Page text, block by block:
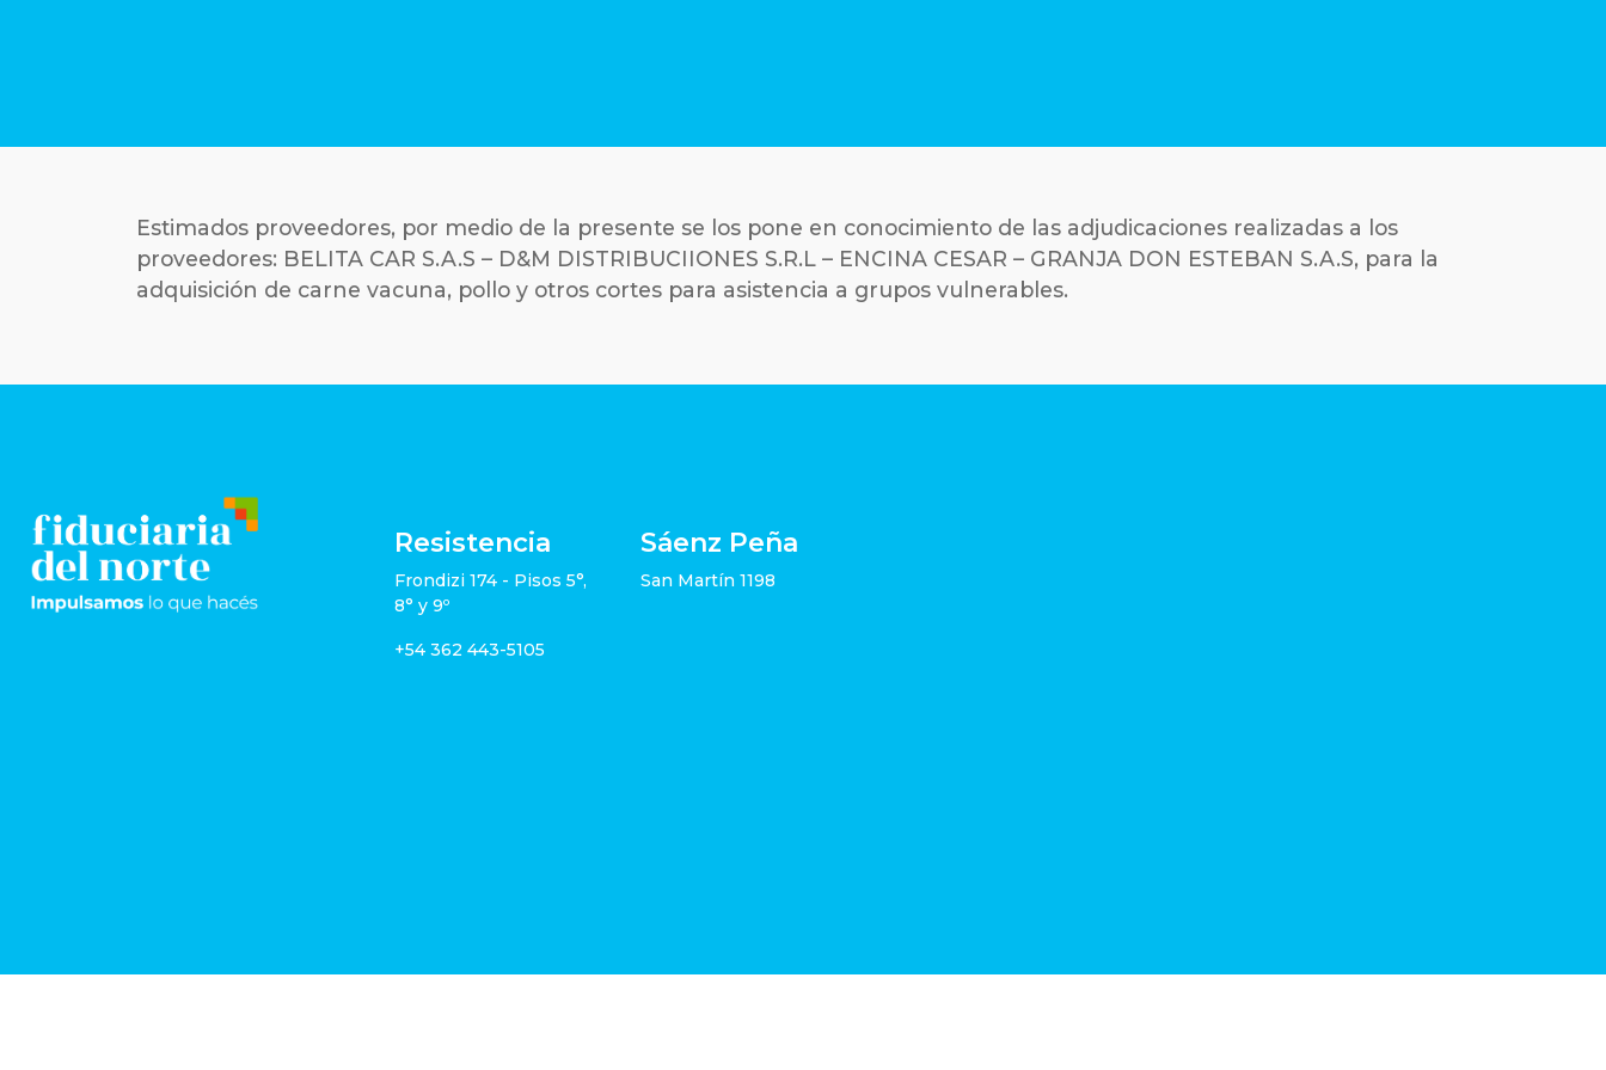
Estimados proveedores, por medio de la presente se los pone en conocimiento de las adjudicaciones realizadas a los
proveedores: BELITA CAR S.A.S – D&M DISTRIBUCIIONES S.R.L – ENCINA CESAR – GRANJA DON ESTEBAN S.A.S, para la
adquisición de carne vacuna, pollo y otros cortes para asistencia a grupos vulnerables.
Resistencia
Frondizi 174 - Pisos 5°,
8° y 9º
+54 362 443-5105
Sáenz Peña
San Martín 1198